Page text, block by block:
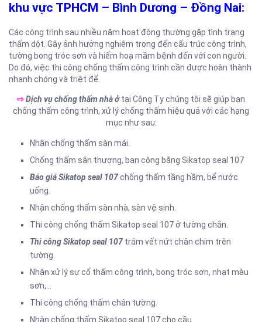
khu vực TPHCM – Bình Dương – Đồng Nai:
Các công trình sau nhiều năm hoạt động thường gặp tình trạng
thấm dột. Gây ảnh hưởng nghiêm trọng đến cấu trúc công trình,
tường bong tróc sơn và hiểm hoạ mầm bệnh đến với con người.
Do đó, việc thi công chống thấm công trình cần được hoàn thành
nhanh chóng và triệt để.
⇨Dịch vụ chống thấm nhà ở tại Công Ty chúng tôi sẽ giúp bạn
chống thấm công trình, xử lý chống thấm hiệu quả với các hạng
mục như sau:
Nhận chống thấm sàn mái.
Chống thấm sân thượng, ban công bằng Sikatop seal 107
Báo giá Sikatop seal 107chống thấm tầng hầm, bể nước
uống.
Nhận chống thấm sàn nhà, sàn vệ sinh.
Thi công chống thấm Sikatop seal 107 ở tường chắn.
Thi công Sikatop seal 107 trám vết nứt chân chim trên
tường.
Nhận xử lý sự cố thấm công trình, bong tróc sơn, nhạt màu
sơn,…
Thi công chống thấm chân tường.
Nhận chống thấm Sikatop seal 107 cho cầu.